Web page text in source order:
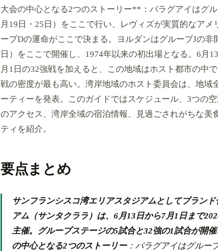
大会の中心となる2つのストーリー**：パラグアイはグ
月19日・25日）をここで行い、レヴィズが実質的なア
ープDの運命がここで決まる。ヨルダンはグループJの非
日）をここで開催し、1974年以来の初出場となる。6月
月1日の32強戦を加えると、この地域はホスト都市の中
戦の密度が最も高い。湾岸地域のホスト委員会は、地域
ーティーを発表。このガイドではスケジュール、3つの空
のアクセス、湾岸全域の宿泊情報、見過ごされがちな美
ティを紹介。
要点まとめ
サンフランシスコ湾エリアスタジアムとしてブラン
アム（サンタクララ）は、6月13日から7月1日まで
主催。グループステージの5試合と32強の1試合が開催
の中心となる2つのストーリー：パラグアイはグルー